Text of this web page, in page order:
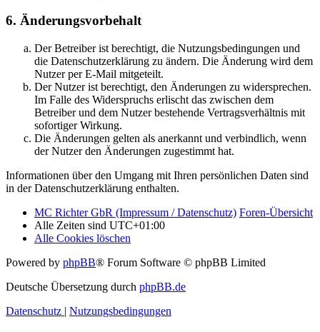
6. Änderungsvorbehalt
Der Betreiber ist berechtigt, die Nutzungsbedingungen und
die Datenschutzerklärung zu ändern. Die Änderung wird dem
Nutzer per E-Mail mitgeteilt.
Der Nutzer ist berechtigt, den Änderungen zu widersprechen.
Im Falle des Widerspruchs erlischt das zwischen dem
Betreiber und dem Nutzer bestehende Vertragsverhältnis mit
sofortiger Wirkung.
Die Änderungen gelten als anerkannt und verbindlich, wenn
der Nutzer den Änderungen zugestimmt hat.
Informationen über den Umgang mit Ihren persönlichen Daten sind
in der Datenschutzerklärung enthalten.
MC Richter GbR (Impressum / Datenschutz) Foren-Übersicht
Alle Zeiten sind UTC+01:00
Alle Cookies löschen
Powered by phpBB® Forum Software © phpBB Limited
Deutsche Übersetzung durch phpBB.de
Datenschutz | Nutzungsbedingungen